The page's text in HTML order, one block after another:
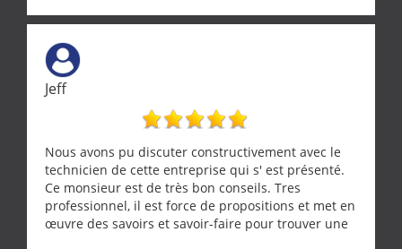
Jeff
Nous avons pu discuter constructivement avec le
technicien de cette entreprise qui s' est présenté.
Ce monsieur est de très bon conseils. Tres
professionnel, il est force de propositions et met en
œuvre des savoirs et savoir-faire pour trouver une